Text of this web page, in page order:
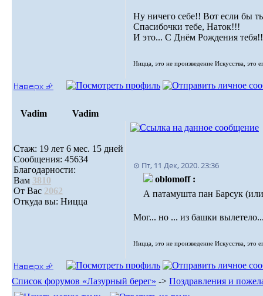
Ну ничего себе!! Вот если бы
Спасибочки тебе, Наток!!!
И это... С Днём Рождения
Ницца, это не произведение Искусства, это
Наверх ⮵
Vadim Vadim
Стаж: 19 лет 6 мес. 15 дней
Сообщения: 45634
Благодарности:
Вам 3810
От Вас 2062
Откуда вы: Ницца
⊙ Пт, 11 Дек, 2020. 23:36
oblomoff :
А патамушта пан Барсук
Мог... но ... из башки
Ницца, это не произведение Искусства, это
Наверх ⮵
Список форумов «Лазурный берег» -> Поздравления и